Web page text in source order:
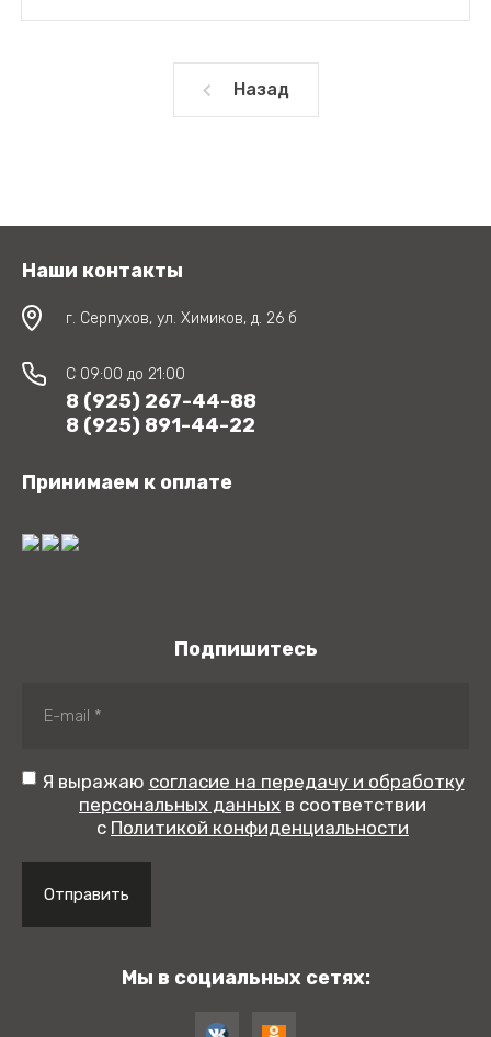
Назад
Наши контакты
г. Серпухов, ул. Химиков, д. 26 б
C 09:00 до 21:00
8 (925) 267-44-88
8 (925) 891-44-22
Принимаем к оплате
Подпишитесь
Я выражаю согласие на передачу и обработку
персональных данных в соответствии
с Политикой конфиденциальности
Отправить
Мы в социальных сетях: